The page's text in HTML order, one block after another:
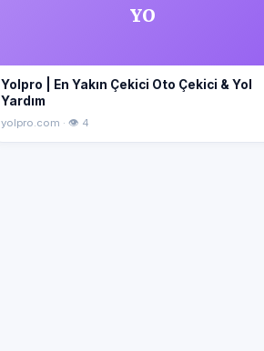
YO
Yolpro | En Yakın Çekici Oto Çekici & Yol
Yardım
yolpro.com · 👁 4